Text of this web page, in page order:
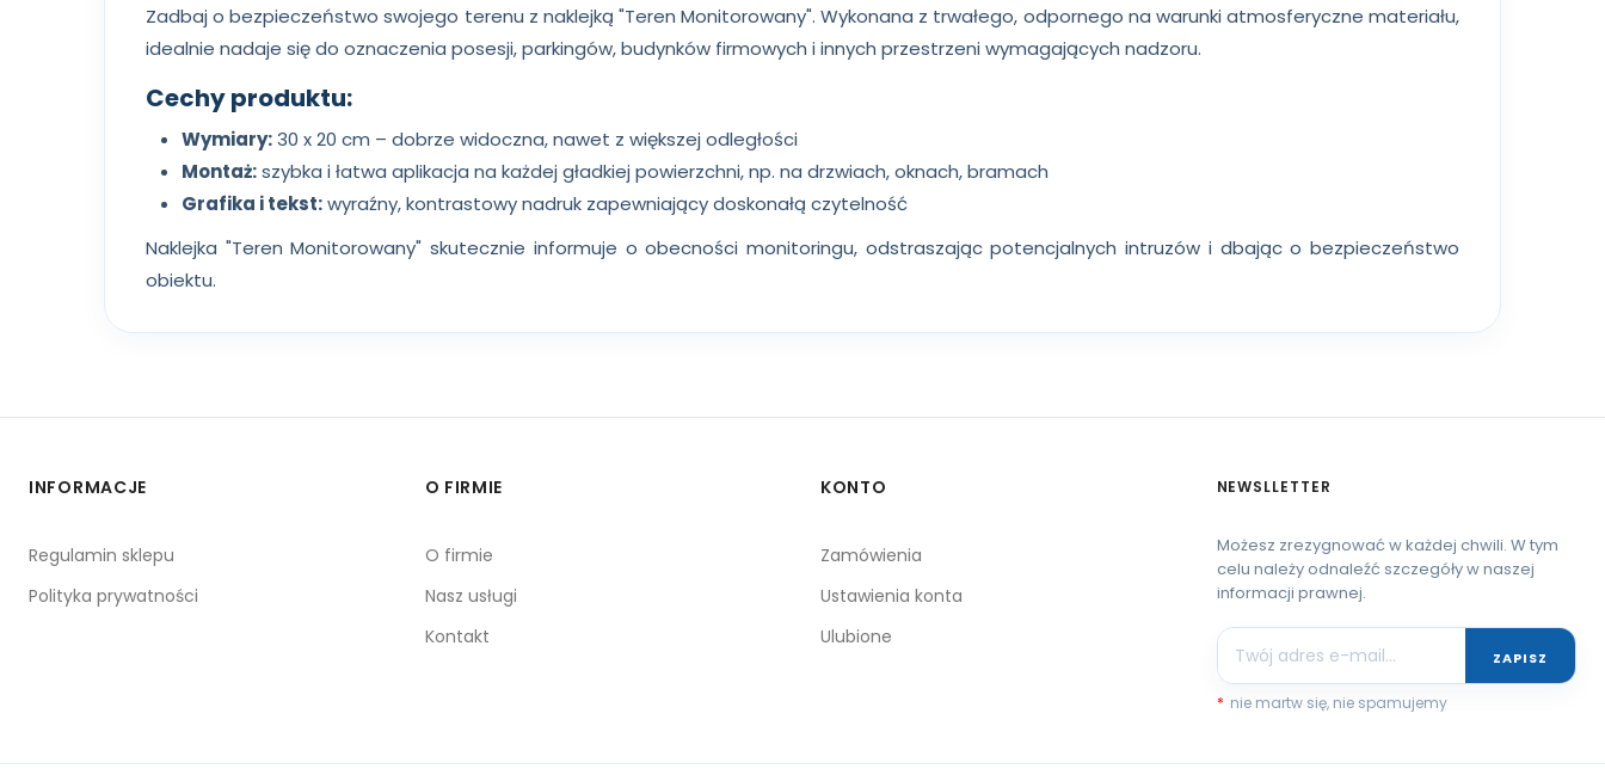
Zadbaj o bezpieczeństwo swojego terenu z naklejką "Teren Monitorowany". Wykonana z trwałego, odpornego na warunki atmosferyczne materiału,
idealnie nadaje się do oznaczenia posesji, parkingów, budynków firmowych i innych przestrzeni wymagających nadzoru.
Cechy produktu:
Wymiary:30 x 20 cm – dobrze widoczna, nawet z większej odległości
Montaż:szybka i łatwa aplikacja na każdej gładkiej powierzchni, np. na drzwiach, oknach, bramach
Grafika i tekst:wyraźny, kontrastowy nadruk zapewniający doskonałą czytelność
Naklejka "Teren Monitorowany" skutecznie informuje o obecności monitoringu, odstraszając potencjalnych intruzów i dbając o bezpieczeństwo
obiektu.
INFORMACJE
Regulamin sklepu
Polityka prywatności
O FIRMIE
O firmie
Nasz usługi
Kontakt
KONTO
Zamówienia
Ustawienia konta
Ulubione
NEWSLLETTER
Możesz zrezygnować w każdej chwili. W tym
celu należy odnaleźć szczegóły w naszej
informacji prawnej.
ZAPISZ
* nie martw się, nie spamujemy